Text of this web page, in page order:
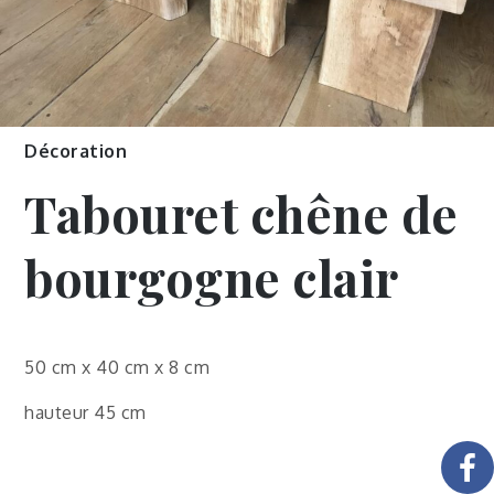
Décoration
Tabouret chêne de
bourgogne clair
50 cm x 40 cm x 8 cm
hauteur 45 cm